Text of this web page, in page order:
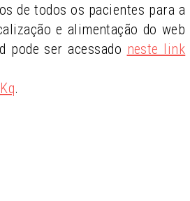
de todos os pacientes para a
e alimentação do web
pode ser acessado neste link
.